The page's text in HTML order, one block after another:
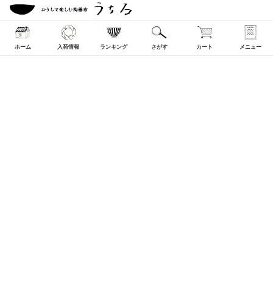
ホーム 入荷情報 ランキング さがす カート メニュー